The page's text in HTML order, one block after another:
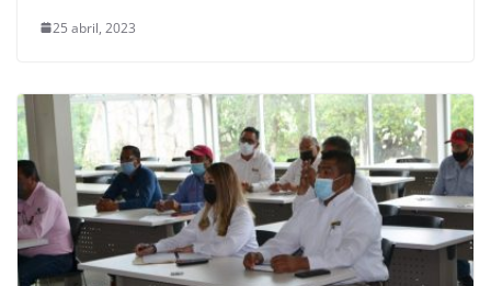
25 abril, 2023